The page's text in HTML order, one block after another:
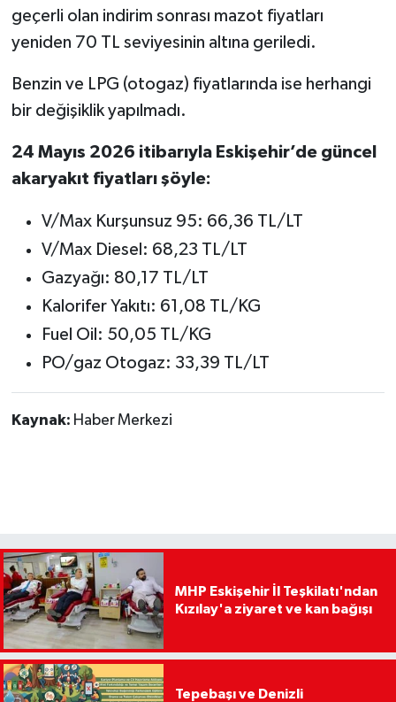
geçerli olan indirim sonrası mazot fiyatları
yeniden 70 TL seviyesinin altına geriledi.
Benzin ve LPG (otogaz) fiyatlarında ise herhangi
bir değişiklik yapılmadı.
24 Mayıs 2026 itibarıyla Eskişehir’de güncel
akaryakıt fiyatları şöyle:
V/Max Kurşunsuz 95: 66,36 TL/LT
V/Max Diesel: 68,23 TL/LT
Gazyağı: 80,17 TL/LT
Kalorifer Yakıtı: 61,08 TL/KG
Fuel Oil: 50,05 TL/KG
PO/gaz Otogaz: 33,39 TL/LT
Kaynak: Haber Merkezi
MHP Eskişehir İl Teşkilatı'ndan
Kızılay'a ziyaret ve kan bağışı
Tepebaşı ve Denizli